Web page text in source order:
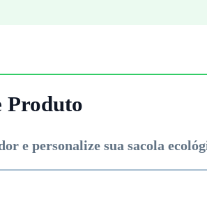
Produto
e personalize sua sacola